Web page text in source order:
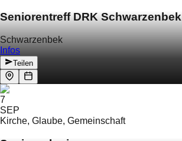
Seniorentreff DRK Schwarzenbek
Schwarzenbek
Infos
Teilen
7
SEP
Kirche, Glaube, Gemeinschaft